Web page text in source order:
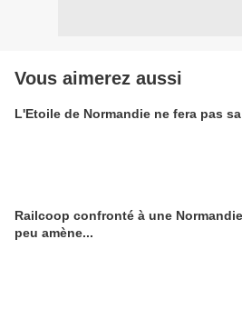
Vous aimerez aussi
L'Etoile de Normandie ne fera pas
Railcoop confronté à une Normandie
peu amène...